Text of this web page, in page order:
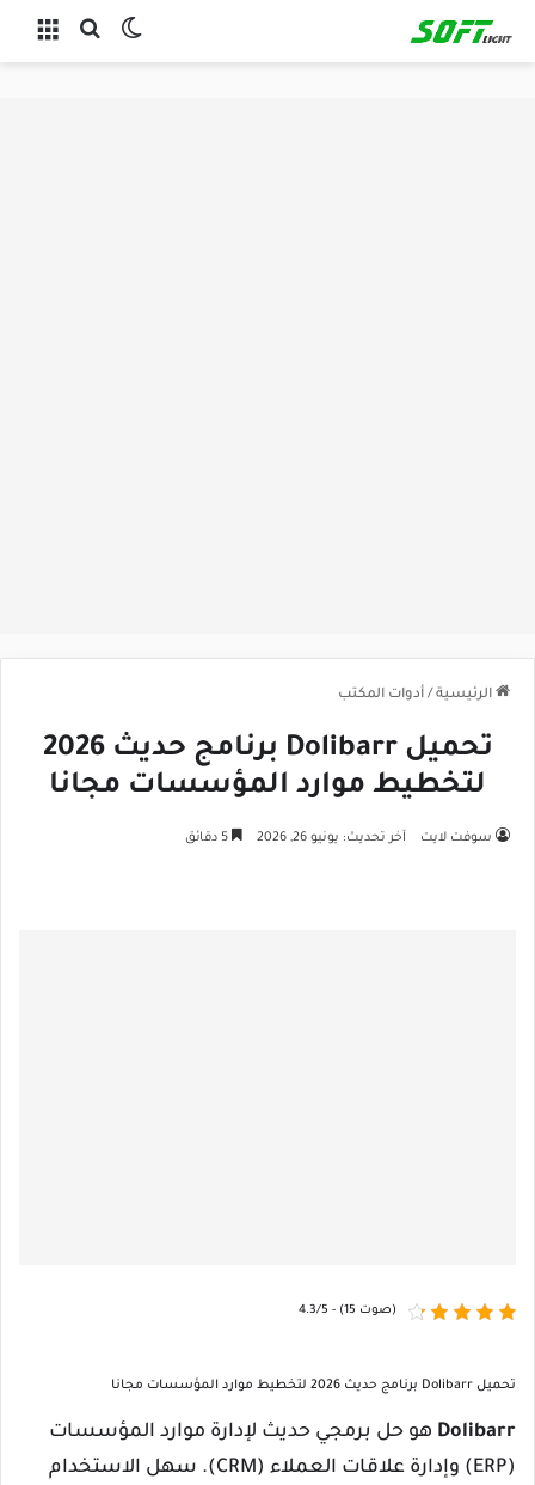
القائمة بحث عن
الرئيسية / أدوات المكتب
تحميل Dolibarr برنامج حديث 2026
لتخطيط موارد المؤسسات مجانا
سوفت لايت آخر تحديث: يونيو 26, 2026
4.3/5 - (15 صوت)
تحميل Dolibarr برنامج حديث 2026 لتخطيط موارد المؤسسات مجانا
Dolibarr هو حل برمجي حديث لإدارة موارد المؤسسات
(ERP) وإدارة علاقات العملاء (CRM). سهل الاستخدام